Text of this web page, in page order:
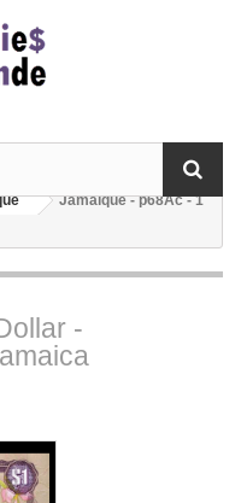
Jamaïque - p68Ac - 1
-